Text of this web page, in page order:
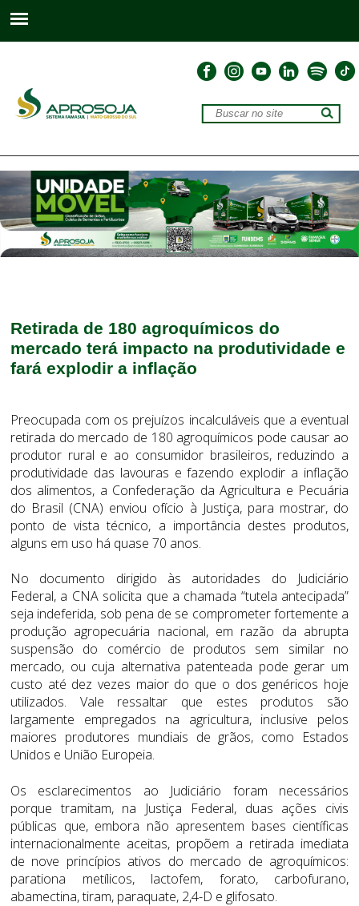
Retirada de 180 agroquímicos do
mercado terá impacto na produtividade e
fará explodir a inflação
Preocupada com os prejuízos incalculáveis que a eventual
retirada do mercado de 180 agroquímicos pode causar ao
produtor rural e ao consumidor brasileiros, reduzindo a
produtividade das lavouras e fazendo explodir a inflação
dos alimentos, a Confederação da Agricultura e Pecuária
do Brasil (CNA) enviou ofício à Justiça, para mostrar, do
ponto de vista técnico, a importância destes produtos,
alguns em uso há quase 70 anos.
No documento dirigido às autoridades do Judiciário
Federal, a CNA solicita que a chamada “tutela antecipada”
seja indeferida, sob pena de se comprometer fortemente a
produção agropecuária nacional, em razão da abrupta
suspensão do comércio de produtos sem similar no
mercado, ou cuja alternativa patenteada pode gerar um
custo até dez vezes maior do que o dos genéricos hoje
utilizados. Vale ressaltar que estes produtos são
largamente empregados na agricultura, inclusive pelos
maiores produtores mundiais de grãos, como Estados
Unidos e União Europeia.
Os esclarecimentos ao Judiciário foram necessários
porque tramitam, na Justiça Federal, duas ações civis
públicas que, embora não apresentem bases científicas
internacionalmente aceitas, propõem a retirada imediata
de nove princípios ativos do mercado de agroquímicos:
parationa metílicos, lactofem, forato, carbofurano,
abamectina, tiram, paraquate, 2,4-D e glifosato.